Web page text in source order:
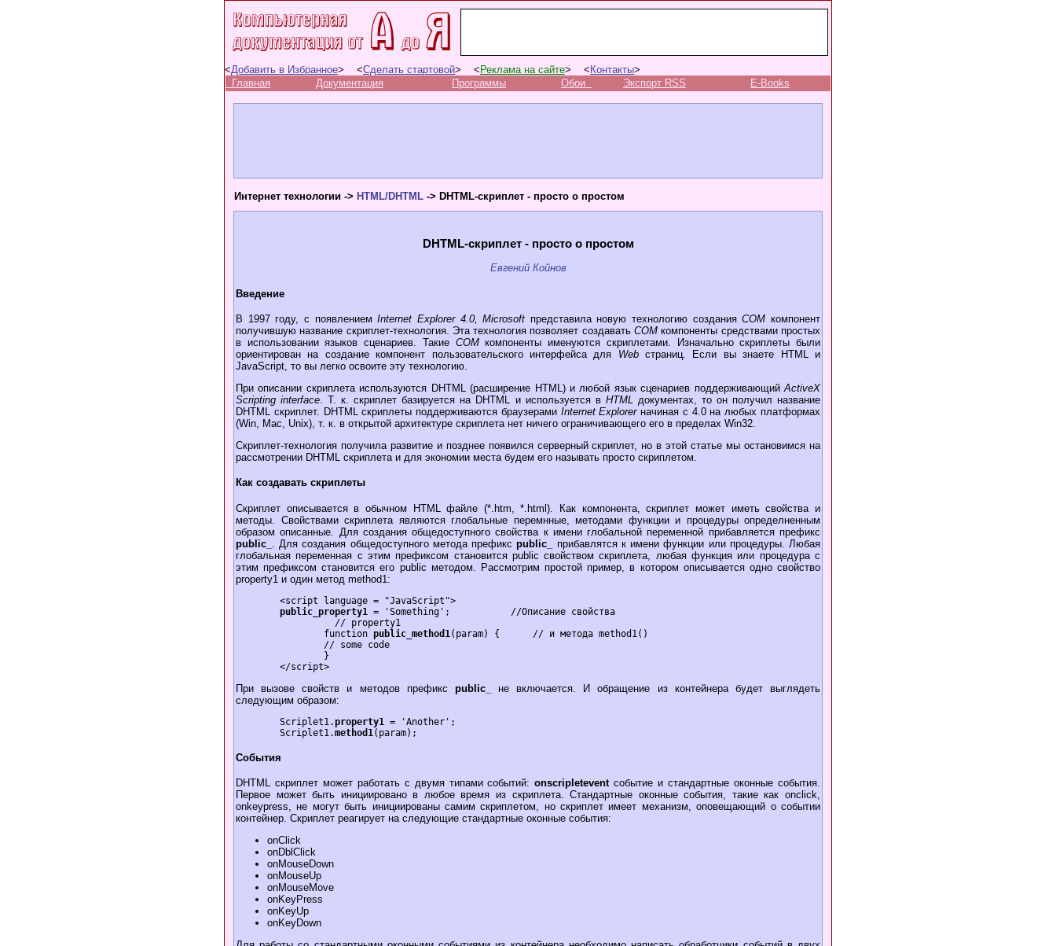
<Добавить в Избранное> <Сделать стартовой> < Реклама на сайте> < Контакты>
Главная
Документация Программы Обои Экспорт RSS E-Books
Интернет технологии -> HTML/DHTML -> DHTML-скриплет - просто о простом
DHTML-скриплет - просто о простом
Евгений Койнов
Введение
В 1997 году, с появлениемInternet Explorer 4.0, Microsoft представила новую технологию созданияCOM компонент
получившую название скриплет-технология. Эта технология позволяет создаватьCOMкомпоненты средствами простых
в использовании языков сценариев. Такие COMкомпоненты именуются скриплетами. Изначально скриплеты были
ориентирован на создание компонент пользовательского интерфейса для Webстраниц. Если вы знаете HTML и
JavaScript, то вы легко освоите эту технологию.
При описании скриплета используются DHTML (расширение HTML) и любой язык сценариев поддерживающий ActiveX
Scripting interface . Т. к. скриплет базируется на DHTML и используется в HTML
документах, то он получил название
DHTML скриплет. DHTML скриплеты поддерживаются браузерами Internet Explorerначиная с 4.0 на любых платформах
(Win, Mac, Unix), т. к. в открытой архитектуре скриплета нет ничего ограничивающего его в пределах Win32.
Скриплет-технология получила развитие и позднее появился серверный скриплет, но в этой статье мы остановимся на
рассмотрении DHTML скриплета и для экономии места будем его называть просто скриплетом.
Как создавать скриплеты
Скриплет описывается в обычном HTML файле (*.htm, *.html). Как компонента, скриплет может иметь свойства и
методы. Свойствами скриплета являются глобальные перемнные, методами функции и процедуры определненным
образом описанные. Для создания общедоступного свойства к имени глобальной переменной прибавляется префикс
public_
. Для создания общедоступного метода префиксpublic_
прибавлятся к имени функции или процедуры. Любая
глобальная переменная с этим префиксом становится public свойством скриплета, любая функция или процедура с
этим префиксом становится его public методом. Рассмотрим простой пример, в котором описывается одно свойство
property1 и один метод method1:
public_property1
= 'Something'; 	  //Описание свойства
		function
public_method1 (param) {      // и метода method1()
При вызове свойств и методов префикс public_
не включается. И обращение из контейнера будет выглядеть
следующим образом:
	Scriplet1.
property1
= 'Another';
	Scriplet1.
method1
События
DHTML скриплет может работать с двумя типами событий:onscripleteventсобытие и стандартные оконные события.
Первое может быть инициировано в любое время из скриплета. Стандартные оконные события, такие как onclick,
onkeypress, не могут быть инициированы самим скриплетом, но скриплет имеет механизм, оповещающий о событии
контейнер. Скриплет реагирует на следующие стандартные оконные события:
onClick
onDblClick
onMouseDown
onMouseUp
onMouseMove
onKeyPress
onKeyUp
onKeyDown